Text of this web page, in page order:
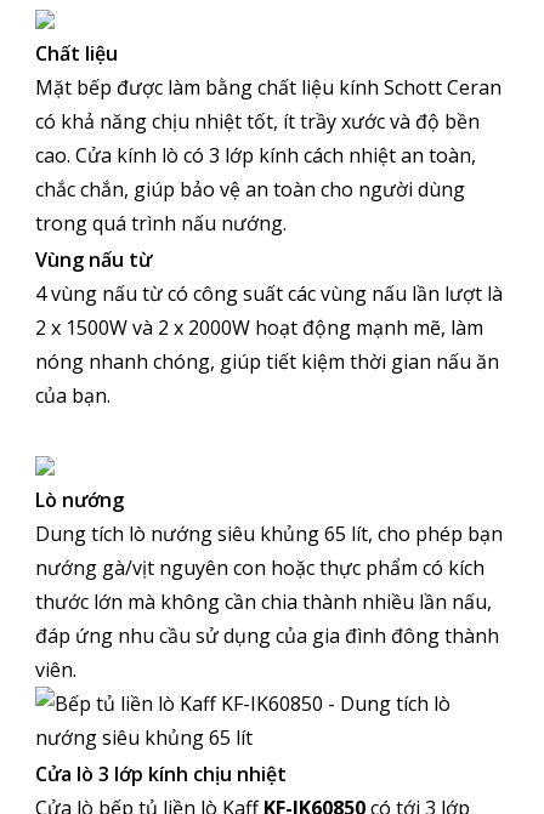
Chất liệu
Mặt bếp được làm bằng chất liệu kính Schott Ceran
có khả năng chịu nhiệt tốt, ít trầy xước và độ bền
cao. Cửa kính lò có 3 lớp kính cách nhiệt an toàn,
chắc chắn, giúp bảo vệ an toàn cho người dùng
trong quá trình nấu nướng.
Vùng nấu từ
4 vùng nấu từ có công suất các vùng nấu lần lượt là
2 x 1500W và 2 x 2000W hoạt động mạnh mẽ, làm
nóng nhanh chóng, giúp tiết kiệm thời gian nấu ăn
của bạn.
Lò nướng
Dung tích lò nướng siêu khủng 65 lít, cho phép bạn
nướng gà/vịt nguyên con hoặc thực phẩm có kích
thước lớn mà không cần chia thành nhiều lần nấu,
đáp ứng nhu cầu sử dụng của gia đình đông thành
viên.
Cửa lò 3 lớp kính chịu nhiệt
Cửa lò bếp tủ liền lò KaffKF-IK60850có tới 3 lớp